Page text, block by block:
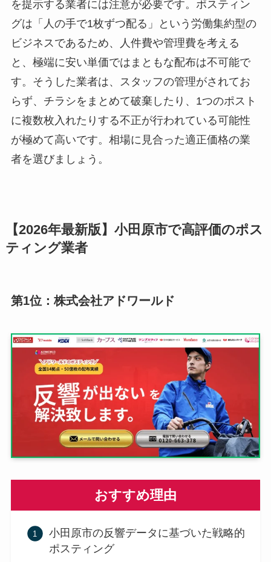
を提示する業者には注意が必要です。ポスティン
グは「人の手で1枚ずつ配る」という労働集約型の
ビジネスであるため、人件費や管理費を考える
と、極端に安い単価ではまともな配布は不可能で
す。そうした業者は、スタッフの管理がされてお
らず、チラシをまとめて破棄したり、1つのポスト
に複数枚入れたりする不正が行われている可能性
が極めて高いです。相場に見合った適正価格の業
者を選びましょう。
【2026年最新版】小田原市で高評価のポス
ティング業者
第1位：株式会社アドワールド
おすすめ理由
小田原市の反響データに基づいた戦略的
ポスティング